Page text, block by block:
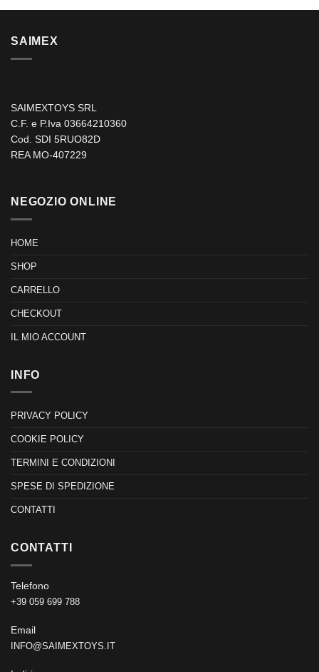
SAIMEX
SAIMEXTOYS SRL
C.F. e P.Iva 03664210360
Cod. SDI 5RUO82D
REA MO-407229
NEGOZIO ONLINE
HOME
SHOP
CARRELLO
CHECKOUT
IL MIO ACCOUNT
INFO
PRIVACY POLICY
COOKIE POLICY
TERMINI E CONDIZIONI
SPESE DI SPEDIZIONE
CONTATTI
CONTATTI
Telefono
+39 059 699 788
Email
INFO@SAIMEXTOYS.IT